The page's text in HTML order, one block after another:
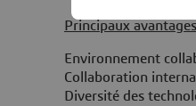
Principaux
Environnement
Collaboration
Diversité des